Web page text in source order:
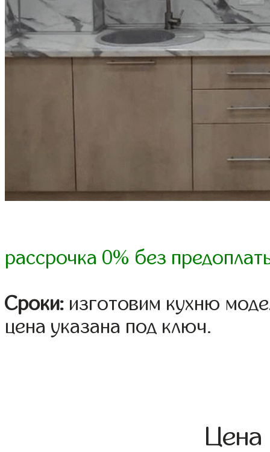
рассрочка 0% без
Сроки: изготовим кухню
цена указана под ключ.
Цена